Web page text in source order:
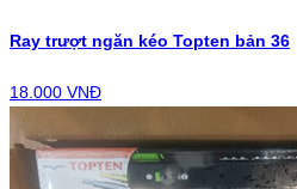
Ray trượt ngăn kéo Topten bản 36
18.000 VNĐ